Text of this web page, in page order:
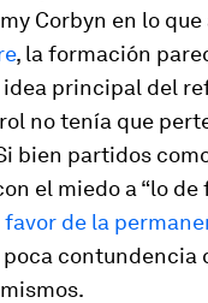
Corbyn en lo que
, la formación
principal del
no tenía que
bien partidos
el miedo a “lo de
de la
poca contundencia